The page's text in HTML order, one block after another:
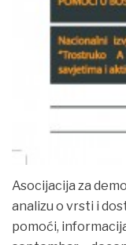
Asocijacija za
analizu o vrsti i
pomoći,